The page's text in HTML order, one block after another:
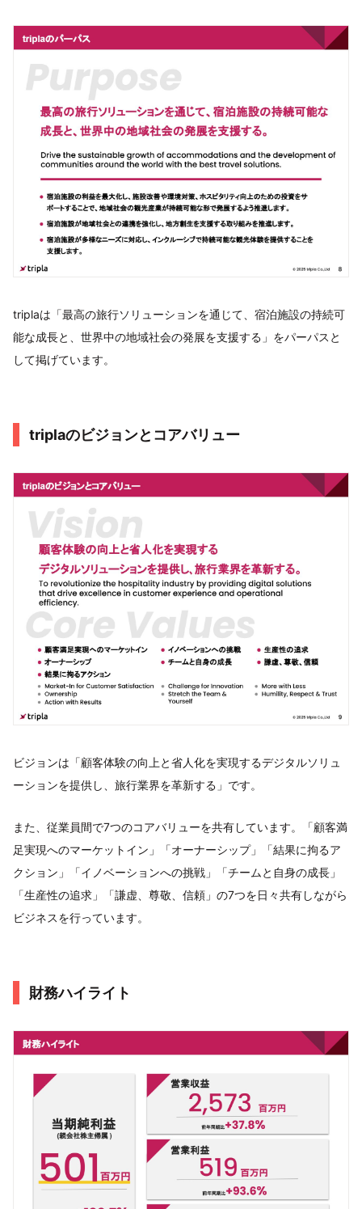
triplaは「最高の旅行ソリューションを通じて、宿泊施設の持続可
能な成長と、世界中の地域社会の発展を支援する」をパーパスと
して掲げています。
triplaのビジョンとコアバリュー
ビジョンは「顧客体験の向上と省人化を実現するデジタルソリュ
ーションを提供し、旅行業界を革新する」です。
また、従業員間で7つのコアバリューを共有しています。「顧客満
足実現へのマーケットイン」「オーナーシップ」「結果に拘るア
クション」「イノベーションへの挑戦」「チームと自身の成長」
「生産性の追求」「謙虚、尊敬、信頼」の7つを日々共有しながら
ビジネスを行っています。
財務ハイライト